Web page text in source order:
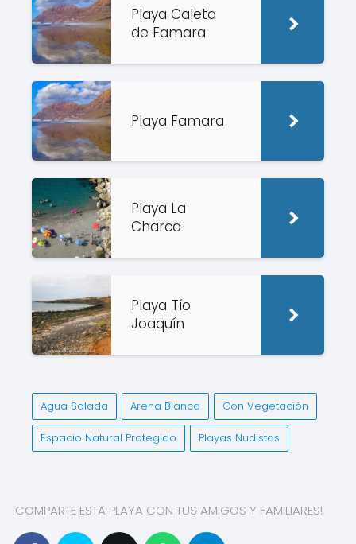
Playa Caleta
de Famara
Playa Famara
Playa La
Charca
Playa Tío
Joaquín
Agua Salada Arena Blanca Con Vegetación
Espacio Natural Protegido Playas Nudistas
¡COMPARTE ESTA PLAYA CON TUS AMIGOS Y FAMILIARES!